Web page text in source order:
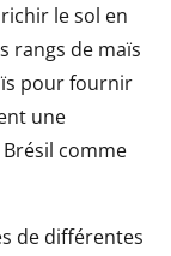
le sol en
rangs de maïs
pour fournir
une
comme
de différentes